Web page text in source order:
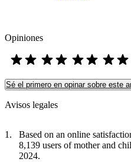
Opiniones
Sé el primero en opinar sobre este
Avisos legales
Based on an online
8,139 users of mother and
2024.